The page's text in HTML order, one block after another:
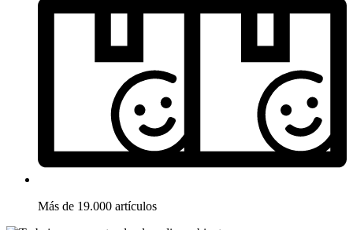
Más de 19.000 artículos